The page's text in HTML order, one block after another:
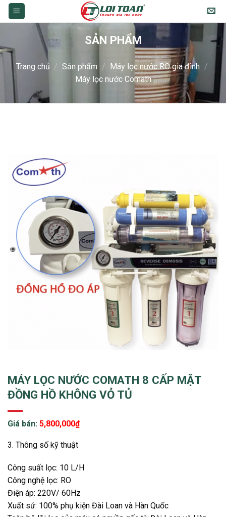
Skip
SẢN PHẨM
Trang chủ / Sản phẩm / Máy lọc nước RO gia đình /
Máy lọc nước Comath
MÁY LỌC NƯỚC COMATH 8 CẤP MẶT
ĐỒNG HỒ KHÔNG VỎ TỦ
Giá bán: 5,800,000₫
3. Thông số kỹ thuật
Công suất lọc: 10 L/H
Công nghệ lọc: RO
Điện áp: 220V/ 60Hz
Xuất sứ: 100% phụ kiện Đài Loan và Hàn Quốc